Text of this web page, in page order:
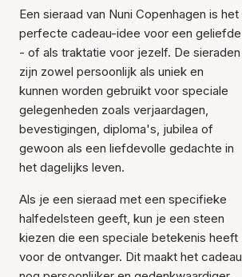
Een sieraad van Nuni Copenhagen is het
perfecte cadeau-idee voor een geliefde
- of als traktatie voor jezelf. De sieraden
zijn zowel persoonlijk als uniek en
kunnen worden gebruikt voor speciale
gelegenheden zoals verjaardagen,
bevestigingen, diploma's, jubilea of
gewoon als een liefdevolle gedachte in
het dagelijks leven.
Als je een sieraad met een specifieke
halfedelsteen geeft, kun je een steen
kiezen die een speciale betekenis heeft
voor de ontvanger. Dit maakt het cadeau